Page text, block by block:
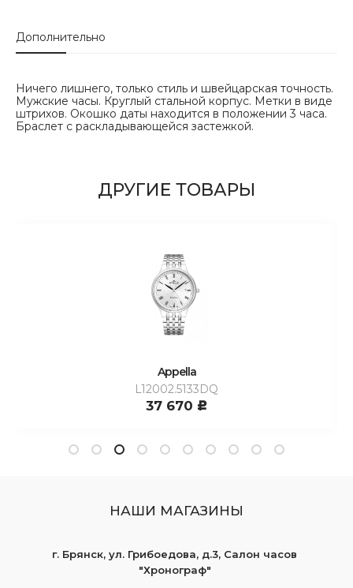
Дополнительно
Ничего лишнего, только стиль и швейцарская точность.
Мужские часы. Круглый стальной корпус. Метки в виде
штрихов. Окошко даты находится в положении 3 часа.
Браслет с раскладывающейся застежкой.
ДРУГИЕ ТОВАРЫ
Appella
L12002.5133DQ
37 670 c
НАШИ МАГАЗИНЫ
г. Брянск, ул. Грибоедова, д.3, Салон часов
"Хронограф"